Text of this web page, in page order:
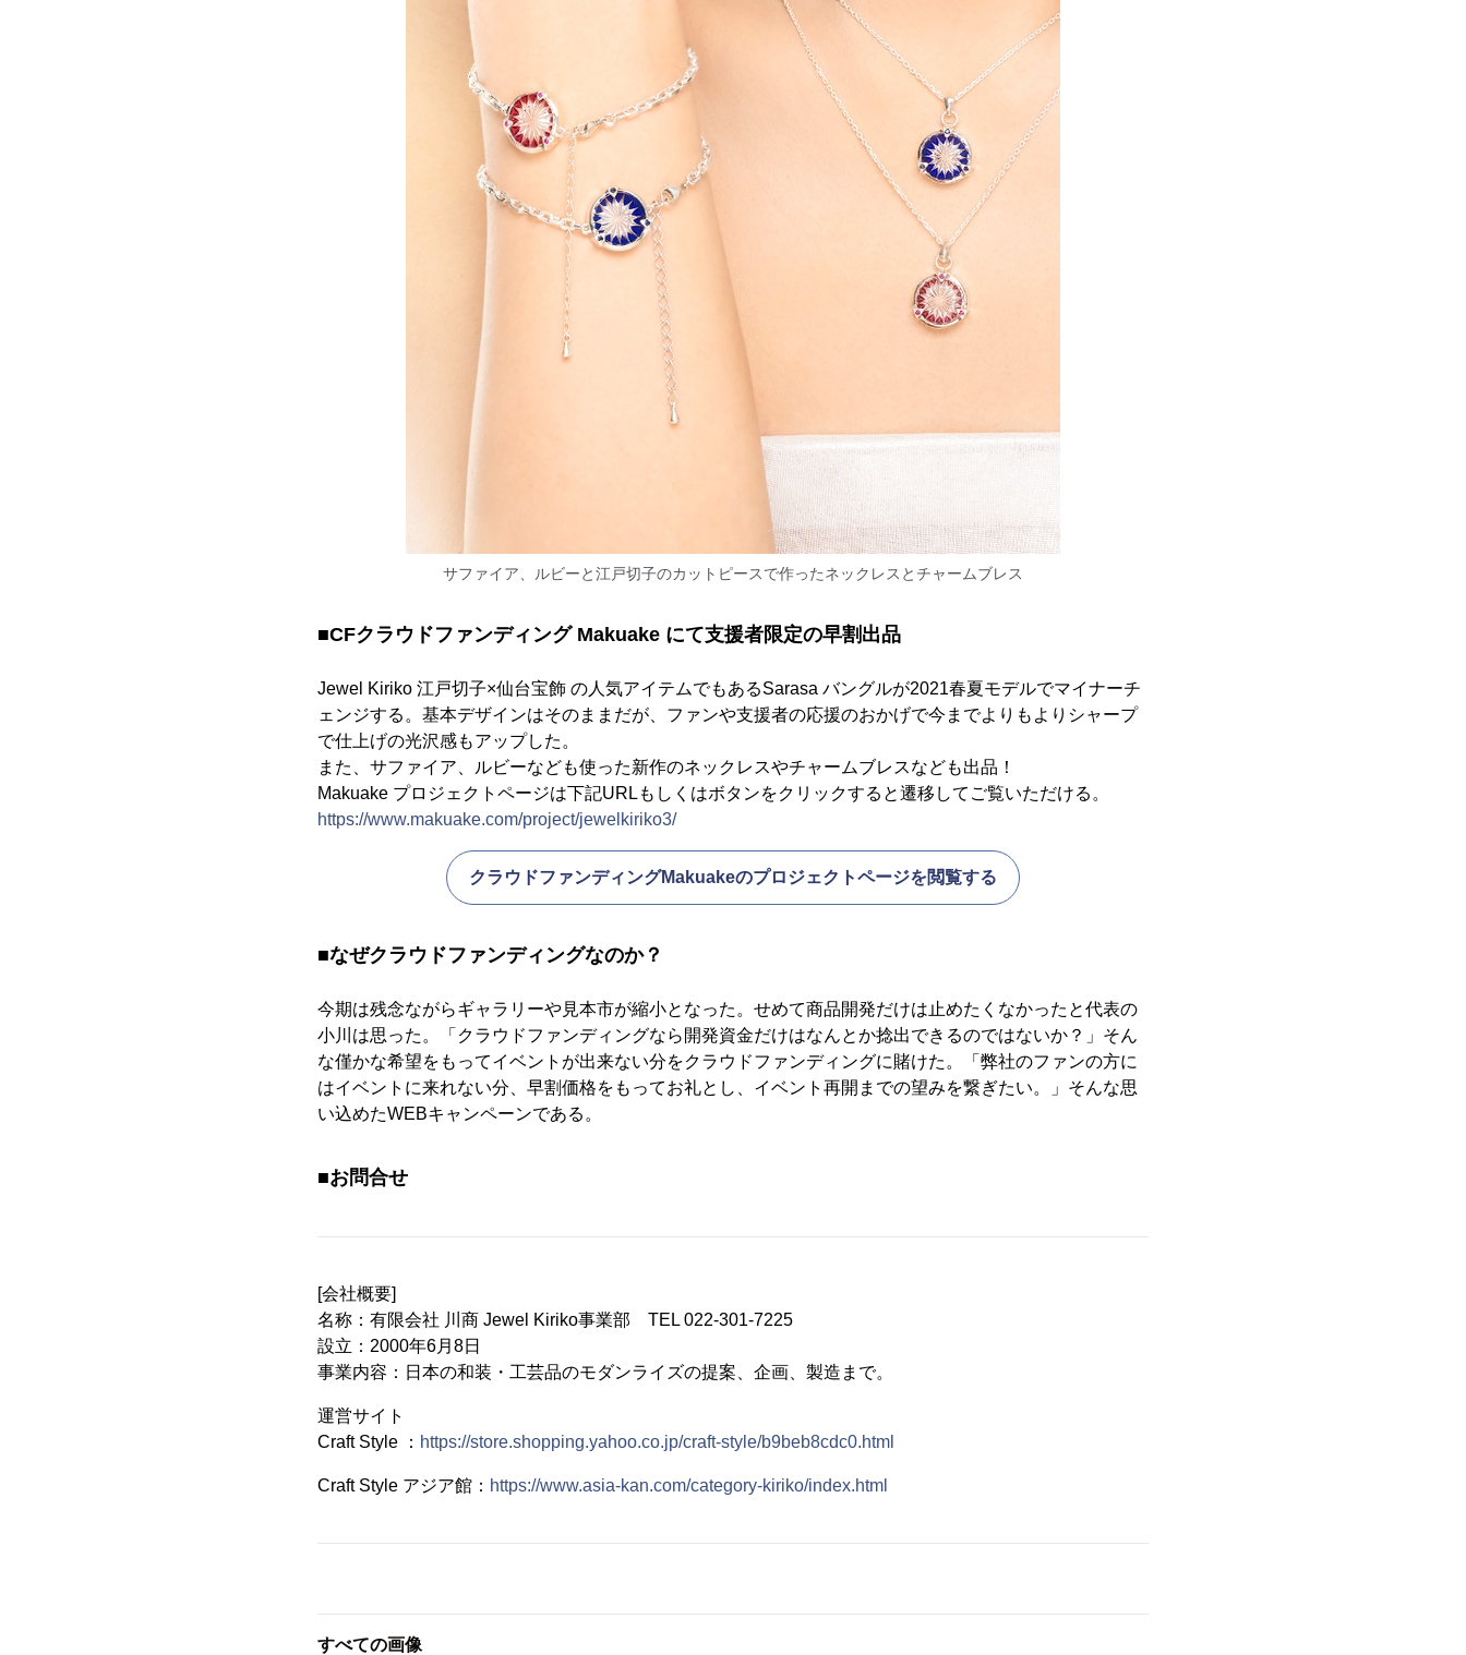
サファイア、ルビーと江戸切子のカットピースで作ったネックレスとチャームブレス
■CFクラウドファンディング Makuake にて支援者限定の早割出品
Jewel Kiriko 江戸切子×仙台宝飾 の人気アイテムでもあるSarasa バングルが2021春夏モデルでマイナーチ
ェンジする。基本デザインはそのままだが、ファンや支援者の応援のおかげで今までよりもよりシャープ
で仕上げの光沢感もアップした。
また、サファイア、ルビーなども使った新作のネックレスやチャームブレスなども出品！
Makuake プロジェクトページは下記URLもしくはボタンをクリックすると遷移してご覧いただける。
https://www.makuake.com/project/jewelkiriko3/
クラウドファンディングMakuakeのプロジェクトページを閲覧する
■なぜクラウドファンディングなのか？
今期は残念ながらギャラリーや見本市が縮小となった。せめて商品開発だけは止めたくなかったと代表の
小川は思った。「クラウドファンディングなら開発資金だけはなんとか捻出できるのではないか？」そん
な僅かな希望をもってイベントが出来ない分をクラウドファンディングに賭けた。「弊社のファンの方に
はイベントに来れない分、早割価格をもってお礼とし、イベント再開までの望みを繋ぎたい。」そんな思
い込めたWEBキャンペーンである。
■お問合せ
[会社概要]
名称：有限会社 川商 Jewel Kiriko事業部 TEL 022-301-7225
設立：2000年6月8日
事業内容：日本の和装・工芸品のモダンライズの提案、企画、製造まで。
運営サイト
Craft Style ： https://store.shopping.yahoo.co.jp/craft-style/b9beb8cdc0.html
Craft Style アジア館： https://www.asia-kan.com/category-kiriko/index.html
すべての画像